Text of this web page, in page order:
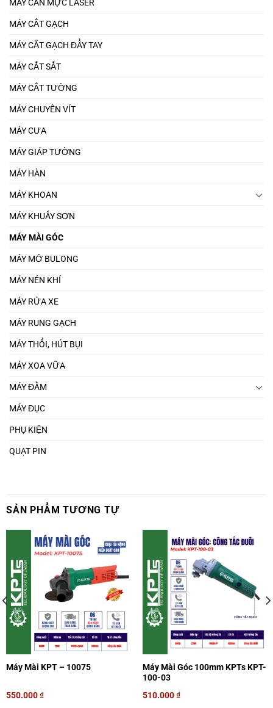
MÁY CÂN MỰC LASER
MÁY CẮT GẠCH
MÁY CẮT GẠCH ĐẨY TAY
MÁY CẮT SẮT
MÁY CẮT TƯỜNG
MÁY CHUYÊN VÍT
MÁY CƯA
MÁY GIÁP TƯỜNG
MÁY HÀN
MÁY KHOAN
MÁY KHUẤY SƠN
MÁY MÀI GÓC
MÁY MỞ BULONG
MÁY NÉN KHÍ
MÁY RỬA XE
MÁY RUNG GẠCH
MÁY THỔI, HÚT BỤI
MÁY XOA VỮA
MÁY ĐẦM
MÁY ĐỤC
PHỤ KIỆN
QUẠT PIN
SẢN PHẨM TƯƠNG TỰ
Máy Mài KPT – 10075
550.000₫
Máy Mài Góc 100mm KPTs KPT-
100-03
510.000₫